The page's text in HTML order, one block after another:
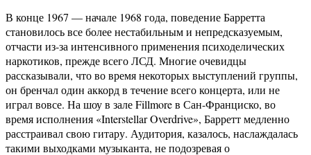
В конце 1967 — начале 1968 года, поведение Барретта
становилось все более нестабильным и непредсказуемым,
отчасти из-за интенсивного применения психоделических
наркотиков, прежде всего ЛСД. Многие очевидцы
рассказывали, что во время некоторых выступлений группы,
он бренчал один аккорд в течение всего концерта, или не
играл вовсе. На шоу в зале Fillmore в Сан-Франциско, во
время исполнения «Interstellar Overdrive», Барретт медленно
расстраивал свою гитару. Аудитория, казалось, наслаждалась
такими выходками музыканта, не подозревая о